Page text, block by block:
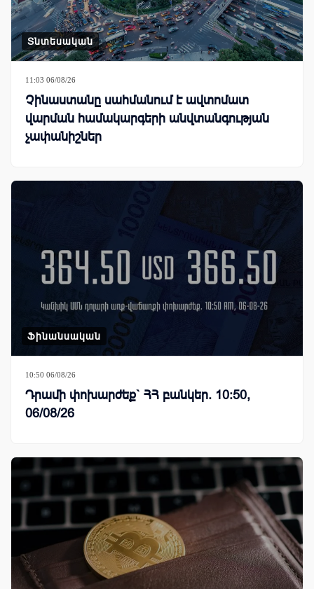
Տնտեսական
11:03 06/08/26
Չինաստանը սահմանում է ավտոմատ
վարման համակարգերի անվտանգության
չափանիշներ
Ֆինանսական
10:50 06/08/26
Դրամի փոխարժեք` ՀՀ բանկեր. 10:50,
06/08/26